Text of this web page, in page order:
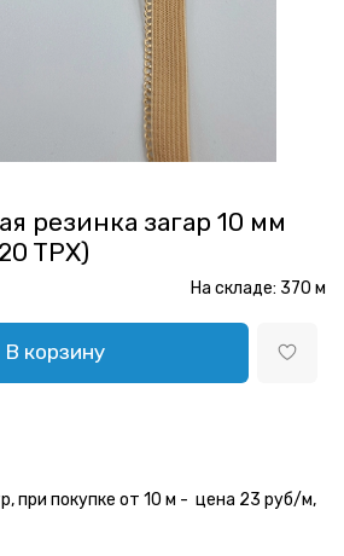
резинка загар 10 мм
TPX)
В корзину
На складе: 370 м
при покупке от 10 м - цена 23 руб/м,